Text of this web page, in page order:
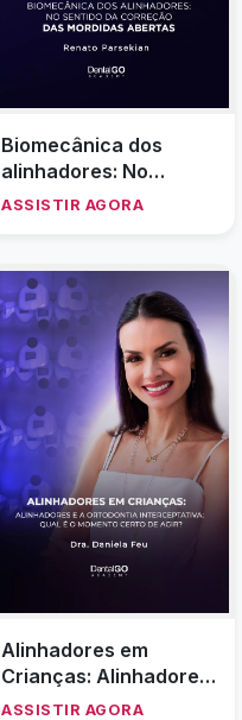
Biomecânica dos
alinhadores: No
sentido da correção
ASSISTIR AGORA
Alinhadores em
Crianças: Alinhadores
e a Ortodontia
ASSISTIR AGORA